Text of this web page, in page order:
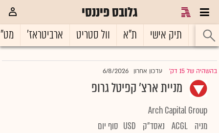
גלובס פיננסי
ראשי תיק אישי ת"א וול סטריט ארביטראז'
בהשהיה של 15 דק' |עדכון אחרון 6/8/2026
מניית ארצ' קפיטל גרופ
Arch Capital Group
מניה ACGL נאסד"ק USD סוף יום